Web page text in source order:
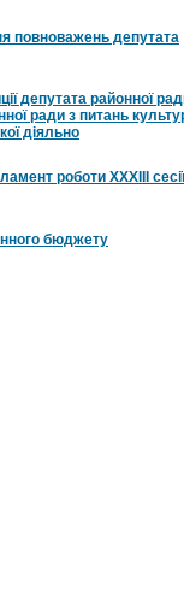
повноважень депутата
депутата районної
ради з питань
діяльно
роботи ХХХІІІ сесії
бюджету